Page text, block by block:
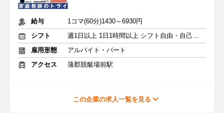
給与
1コマ(60分)1430～6930円
シフト
週1日以上 1日1時間以上 シフト自由・自己申告
雇用形態
アルバイト・パート
アクセス
蒲郡競艇場前駅
この企業の求人一覧を見る